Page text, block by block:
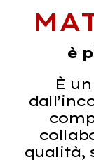
è
È
qualità,